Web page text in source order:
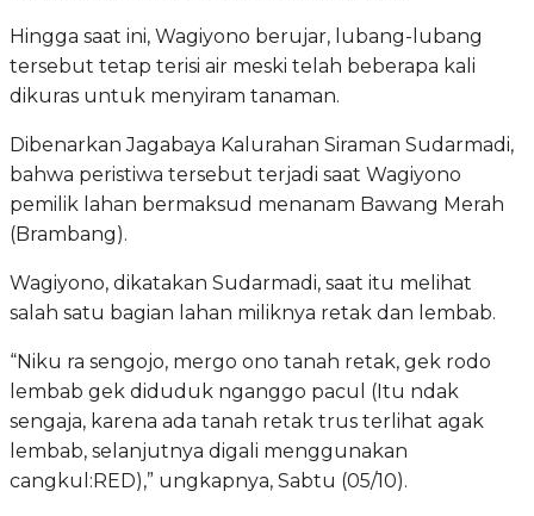
Hingga saat ini, Wagiyono berujar, lubang-lubang
tersebut tetap terisi air meski telah beberapa kali
dikuras untuk menyiram tanaman.
Dibenarkan Jagabaya Kalurahan Siraman Sudarmadi,
bahwa peristiwa tersebut terjadi saat Wagiyono
pemilik lahan bermaksud menanam Bawang Merah
(Brambang).
Wagiyono, dikatakan Sudarmadi, saat itu melihat
salah satu bagian lahan miliknya retak dan lembab.
“Niku ra sengojo, mergo ono tanah retak, gek rodo
lembab gek diduduk nganggo pacul (Itu ndak
sengaja, karena ada tanah retak trus terlihat agak
lembab, selanjutnya digali menggunakan
cangkul:RED),” ungkapnya, Sabtu (05/10).